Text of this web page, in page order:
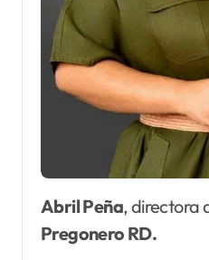
Abril Peña, directora
Pregonero RD.